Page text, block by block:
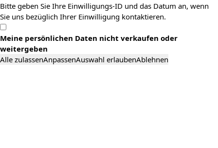
Bitte geben Sie Ihre Einwilligungs-ID und das Datum an, wenn
Sie uns bezüglich Ihrer Einwilligung kontaktieren.
Meine persönlichen Daten nicht verkaufen oder
weitergeben
Alle zulassenAnpassenAuswahl erlaubenAblehnen